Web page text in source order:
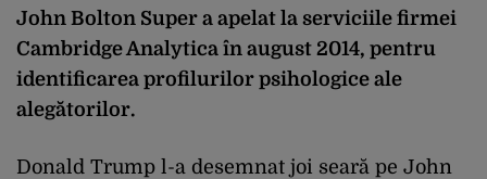
John Bolton Super a apelat la serviciile firmei
Cambridge Analytica în august 2014, pentru
identificarea profilurilor psihologice ale
alegătorilor.
Donald Trump l-a desemnat joi seară pe John